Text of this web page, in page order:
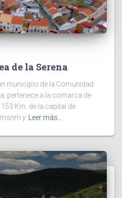
de la Serena
municipio de la Comunidad
pertenece a la comarca de
Km. de la capital de
y Leer más…